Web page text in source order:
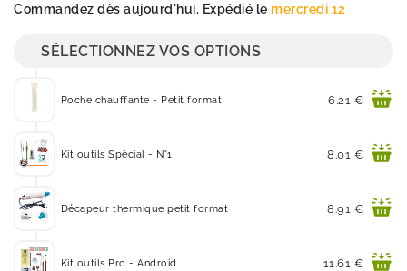
Commandez dès aujourd'hui. Expédié le mercredi 12
SÉLECTIONNEZ VOS OPTIONS
Poche chauffante - Petit format Prix
6.21 €
Kit outils Spécial - N°1 Prix
8.01 €
Décapeur thermique petit format Prix
8.91 €
Kit outils Pro - Android Prix
11.61 €